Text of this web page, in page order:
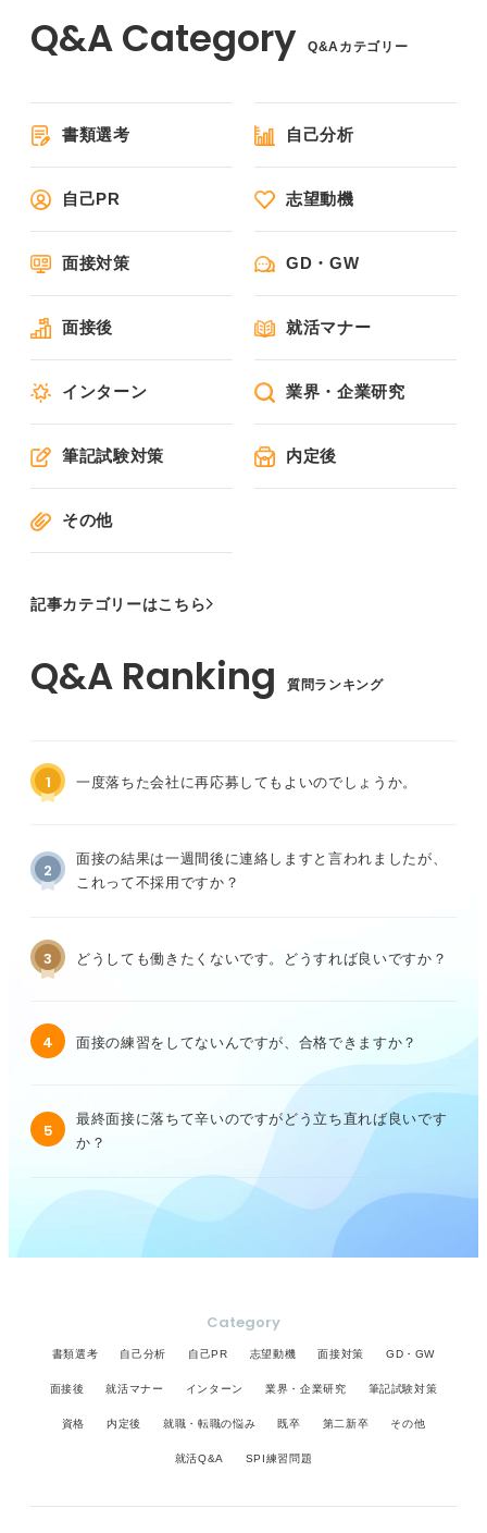
Q&Aカテゴリー
書類選考 自己分析
自己PR 志望動機
面接対策 GD・GW
面接後 就活マナー
インターン 業界・企業研究
筆記試験対策 内定後
その他
記事カテゴリーはこちら
質問ランキング
1 一度落ちた会社に再応募してもよいのでしょうか。
2
面接の結果は一週間後に連絡しますと言われましたが、
これって不採用ですか？
3 どうしても働きたくないです。どうすれば良いですか？
4 面接の練習をしてないんですが、合格できますか？
5
最終面接に落ちて辛いのですがどう立ち直れば良いです
か？
Category
書類選考 自己分析 自己PR 志望動機 面接対策 GD・GW
面接後 就活マナー インターン 業界・企業研究 筆記試験対策
資格 内定後 就職・転職の悩み 既卒 第二新卒 その他
就活Q&A SPI練習問題